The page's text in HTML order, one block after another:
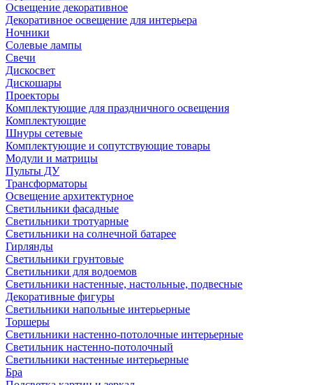
Освещение декоративное
Декоративное освещение для интерьера
Ночники
Солевые лампы
Свечи
Дискосвет
Дискошары
Проекторы
Комплектующие для праздничного освещения
Комплектующие
Шнуры сетевые
Комплектующие и сопутствующие товары
Модули и матрицы
Пульты ДУ
Трансформаторы
Освещение архитектурное
Светильники фасадные
Светильники тротуарные
Светильники на солнечной батарее
Гирлянды
Светильники грунтовые
Светильники для водоемов
Светильники настенные, настольные, подвесные
Декоративные фигуры
Светильники напольные интерьерные
Торшеры
Светильники настенно-потолочные интерьерные
Светильник настенно-потолочный
Светильники настенные интерьерные
Бра